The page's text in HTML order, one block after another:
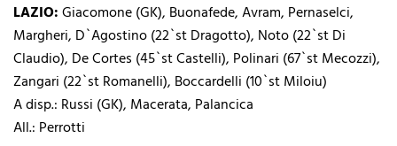
LAZIO:Giacomone (GK), Buonafede, Avram, Pernaselci,
Margheri, D`Agostino (22`st Dragotto), Noto (22`st Di
Claudio), De Cortes (45`st Castelli), Polinari (67`st Mecozzi),
Zangari (22`st Romanelli), Boccardelli (10`st Miloiu)
A disp.: Russi (GK), Macerata, Palancica
All.: Perrotti